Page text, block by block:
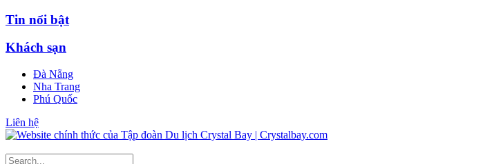
Tin nổi bật
Khách sạn
Đà Nẵng
Nha Trang
Phú Quốc
Liên hệ